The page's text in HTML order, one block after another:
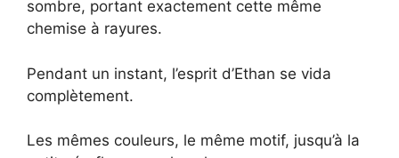
sombre, portant exactement cette même
chemise à rayures.
Pendant un instant, l’esprit d’Ethan se vida
complètement.
Les mêmes couleurs, le même motif, jusqu’à la